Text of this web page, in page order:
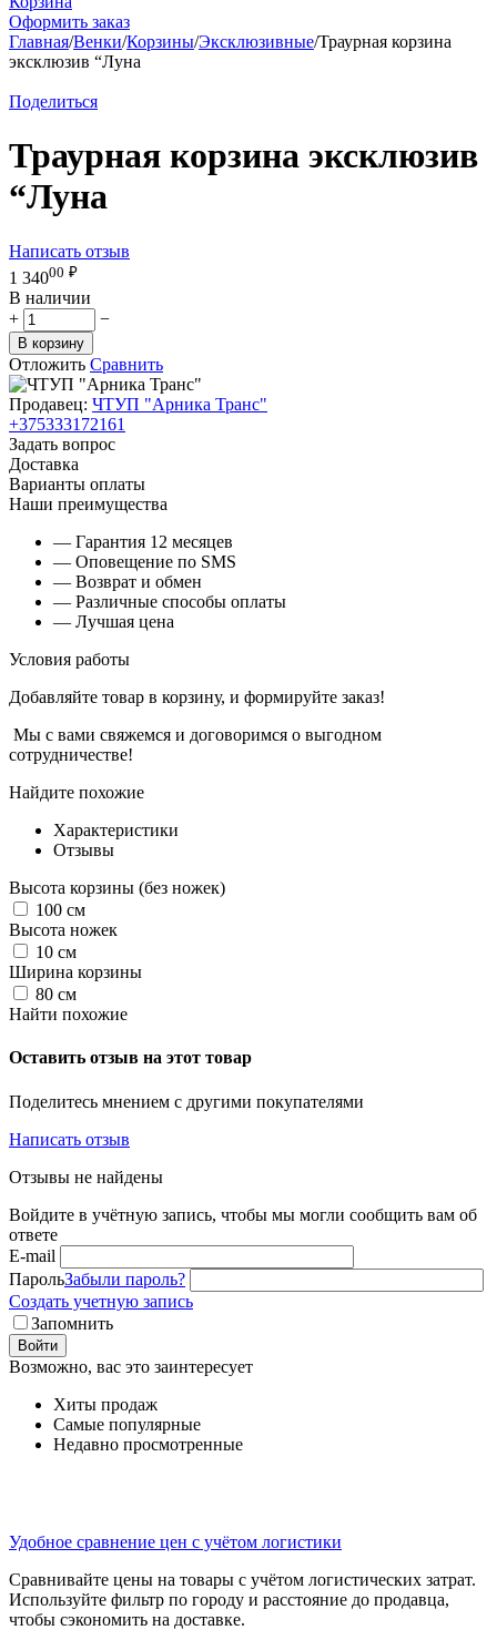
Оформить заказ
Главная/Венки/Корзины/Эксклюзивные/Траурная корзина
эксклюзив “Луна
Поделиться
Траурная корзина эксклюзив
“Луна
Написать отзыв
1 34000 ₽
В наличии
+
−
В корзину
Отложить Сравнить
Продавец: ЧТУП "Арника Транс"
+375333172161
Задать вопрос
Доставка
Варианты оплаты
Наши преимущества
— Гарантия 12 месяцев
— Оповещение по SMS
— Возврат и обмен
— Различные способы оплаты
— Лучшая цена
Условия работы
Добавляйте товар в корзину, и формируйте заказ!
Мы с вами свяжемся и договоримся о выгодном
сотрудничестве!
Найдите похожие
Характеристики
Отзывы
Высота корзины (без ножек)
100 см
Высота ножек
10 см
Ширина корзины
80 см
Найти похожие
Оставить отзыв на этот товар
Поделитесь мнением с другими покупателями
Написать отзыв
Отзывы не найдены
Войдите в учётную запись, чтобы мы могли сообщить вам об
ответе
E-mail
ПарольЗабыли пароль?
Создать учетную запись
Запомнить
Войти
Возможно, вас это заинтересует
Хиты продаж
Самые популярные
Недавно просмотренные
Удобное сравнение цен с учётом логистики
Сравнивайте цены на товары с учётом логистических затрат.
Используйте фильтр по городу и расстояние до продавца,
чтобы сэкономить на доставке.